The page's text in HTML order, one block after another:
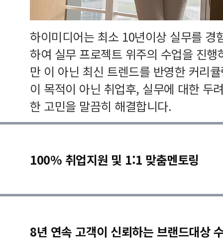
하이미디어는 최소 10년이상 실무를 경
하여 실무 프로젝트 위주의 수업을 진
만 이 아닌 최신 트렌드를 반영한 커리
이 목적이 아닌 취업후, 실무에 대한 두
한 고민을 말끔히 해결합니다.
100% 취업지원 및 1:1 맞춤멘토링
8년 연속 고객이 신뢰하는 브랜드대상